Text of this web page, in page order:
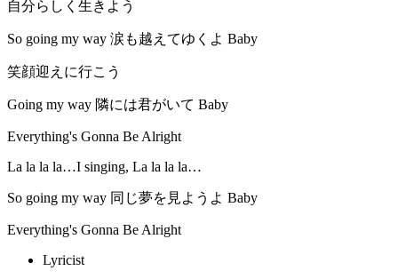
自分らしく生きよう
So going my way 涙も越えてゆくよ Baby
笑顔迎えに行こう
Going my way 隣には君がいて Baby
Everything's Gonna Be Alright
La la la la…I singing, La la la la…
So going my way 同じ夢を見ようよ Baby
Everything's Gonna Be Alright
Lyricist